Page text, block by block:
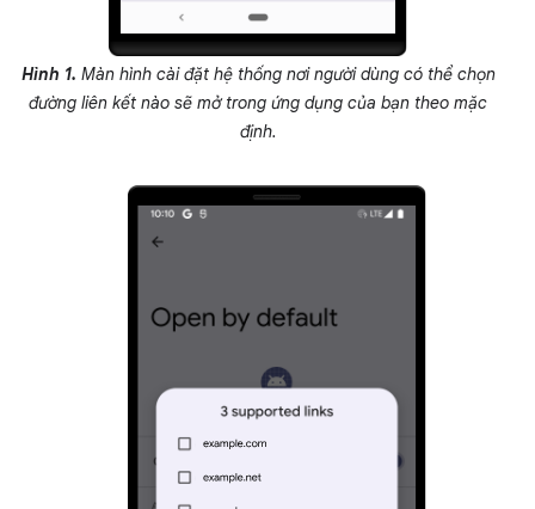
Hình 1. Màn hình cài đặt hệ thống nơi người dùng có thể chọn
đường liên kết nào sẽ mở trong ứng dụng của bạn theo mặc
định.